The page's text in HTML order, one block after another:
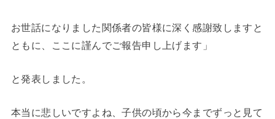
お世話になりました関係者の皆様に深く感謝致しますと
ともに、ここに謹んでご報告申し上げます」
と発表しました。
本当に悲しいですよね、子供の頃から今までずっと見て